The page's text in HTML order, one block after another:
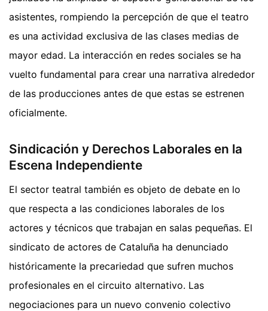
asistentes, rompiendo la percepción de que el teatro
es una actividad exclusiva de las clases medias de
mayor edad. La interacción en redes sociales se ha
vuelto fundamental para crear una narrativa alrededor
de las producciones antes de que estas se estrenen
oficialmente.
Sindicación y Derechos Laborales en la
Escena Independiente
El sector teatral también es objeto de debate en lo
que respecta a las condiciones laborales de los
actores y técnicos que trabajan en salas pequeñas. El
sindicato de actores de Cataluña ha denunciado
históricamente la precariedad que sufren muchos
profesionales en el circuito alternativo. Las
negociaciones para un nuevo convenio colectivo